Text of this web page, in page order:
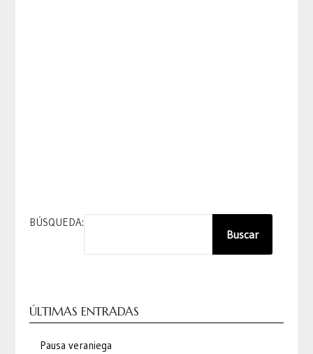
BÚSQUEDA:
Buscar
ÚLTIMAS ENTRADAS
Pausa veraniega